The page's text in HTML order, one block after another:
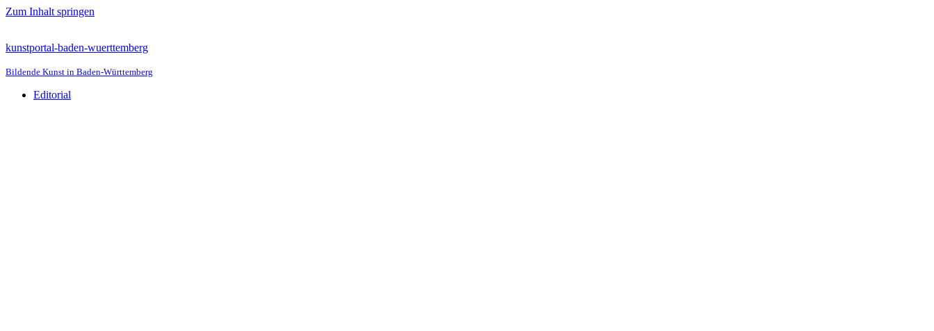
Zum Inhalt springen
kunstportal-baden-wuerttemberg
Bildende Kunst in Baden-Württemberg
Editorial